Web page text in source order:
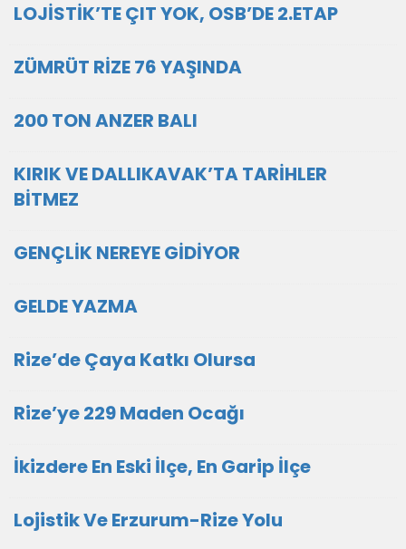
LOJİSTİK’TE ÇIT YOK, OSB’DE 2.ETAP
ZÜMRÜT RİZE 76 YAŞINDA
200 TON ANZER BALI
KIRIK VE DALLIKAVAK’TA TARİHLER
BİTMEZ
GENÇLİK NEREYE GİDİYOR
GELDE YAZMA
Rize’de Çaya Katkı Olursa
Rize’ye 229 Maden Ocağı
İkizdere En Eski İlçe, En Garip İlçe
Lojistik Ve Erzurum-Rize Yolu